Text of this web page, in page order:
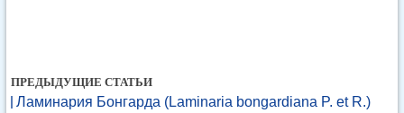
ПРЕДЫДУЩИЕ СТАТЬИ
Ламинария Бонгарда (Laminaria bongardiana P. et R.)